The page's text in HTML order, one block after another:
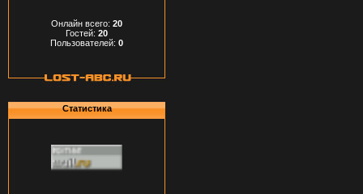
Онлайн всего: 20
Гостей: 20
Пользователей: 0
Статистика